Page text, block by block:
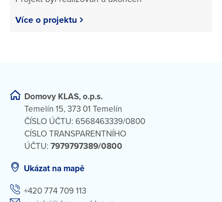
Více o projektu
Domovy KLAS, o.p.s.
Temelín 15, 373 01 Temelín
ČÍSLO ÚČTU: 6568463339/0800
CÍSLO TRANSPARENTNÍHO
ÚČTU: 7979797389/0800
Ukázat na mapě
+420 774 709 113